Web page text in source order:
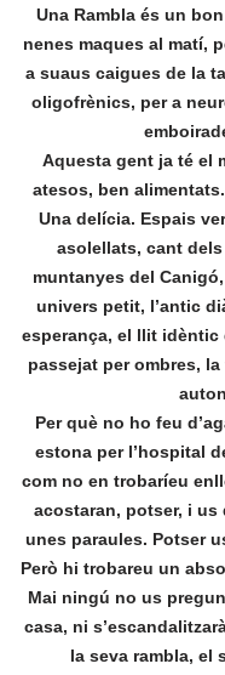
Una Rambla és un
nenes maques al matí,
a suaus caigues de la
oligofrènics, per a
Aquesta gent ja té el
atesos, ben
Una delícia. Espais
asolellats, cant
muntanyes del
univers petit, l’antic
esperança, el llit idèntic
passejat per ombres,
Per què no ho feu
estona per l’hospital
com no en trobaríeu
acostaran, potser, i us
unes paraules. Potser
Però hi trobareu un
Mai ningú no us
casa, ni
la seva rambla, el